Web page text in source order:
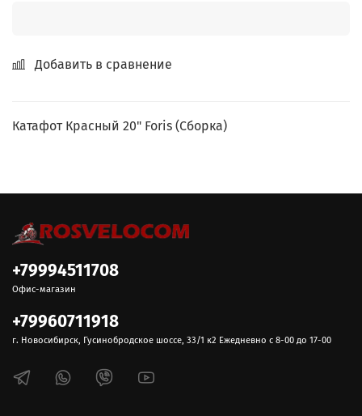
Добавить в сравнение
Катафот Красный 20" Foris (Сборка)
+79994511708
Офис-магазин
+79960711918
г. Новосибирск, Гусинобродское шоссе, 33/1 к2 Ежедневно с 8-00 до 17-00